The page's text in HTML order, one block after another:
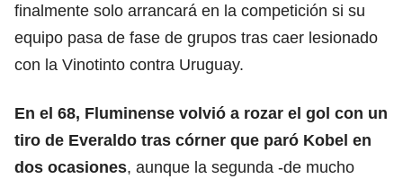
finalmente solo arrancará en la competición si su
equipo pasa de fase de grupos tras caer lesionado
con la Vinotinto contra Uruguay.
En el 68, Fluminense volvió a rozar el gol con un
tiro de Everaldo tras córner que paró Kobel en
dos ocasiones, aunque la segunda -de mucho